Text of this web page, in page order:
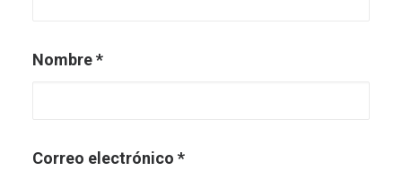
Nombre*
Correo electrónico *